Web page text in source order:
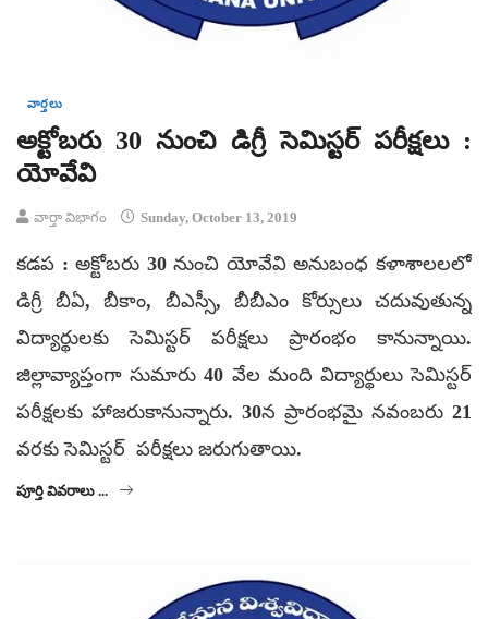
వార్తలు
అక్టోబరు 30 నుంచి డిగ్రీ సెమిస్టర్‌ పరీక్షలు :
యోవేవి
వార్తా విభాగం Sunday, October 13, 2019
కడప : అక్టోబరు 30 నుంచి యోవేవి అనుబంధ కళాశాలలలో
డిగ్రీ బీఏ, బీకాం, బీఎస్సీ, బీబీఎం కోర్సులు చదువుతున్న
విద్యార్థులకు సెమిస్టర్‌ పరీక్షలు ప్రారంభం కానున్నాయి.
జిల్లావ్యాప్తంగా సుమారు 40 వేల మంది విద్యార్థులు సెమిస్టర్‌
పరీక్షలకు హాజరుకానున్నారు. 30న ప్రారంభమై నవంబరు 21
వరకు సెమిస్టర్‌ పరీక్షలు జరుగుతాయి.
పూర్తి వివరాలు ...